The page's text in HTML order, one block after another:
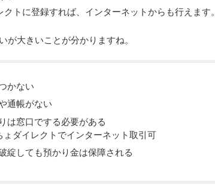
トに登録すれば、インターネットからも行えます。
が大きいことが分かりますね。
かない
通帳がない
は窓口でする必要がある
ょダイレクトでインターネット取引可
綻しても預かり金は保障される